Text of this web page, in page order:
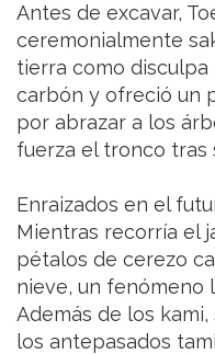
Antes de excavar,
ceremonialmente
tierra como
carbón y ofreció un
por abrazar a los
fuerza el tronco tras
Enraizados en el
Mientras recorría el
pétalos de cerezo
nieve, un fenómeno
Además de los
los antepasados